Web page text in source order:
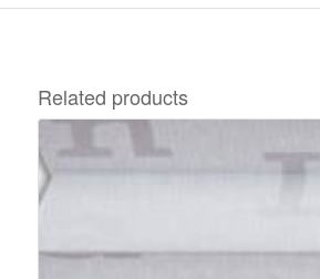
Related products